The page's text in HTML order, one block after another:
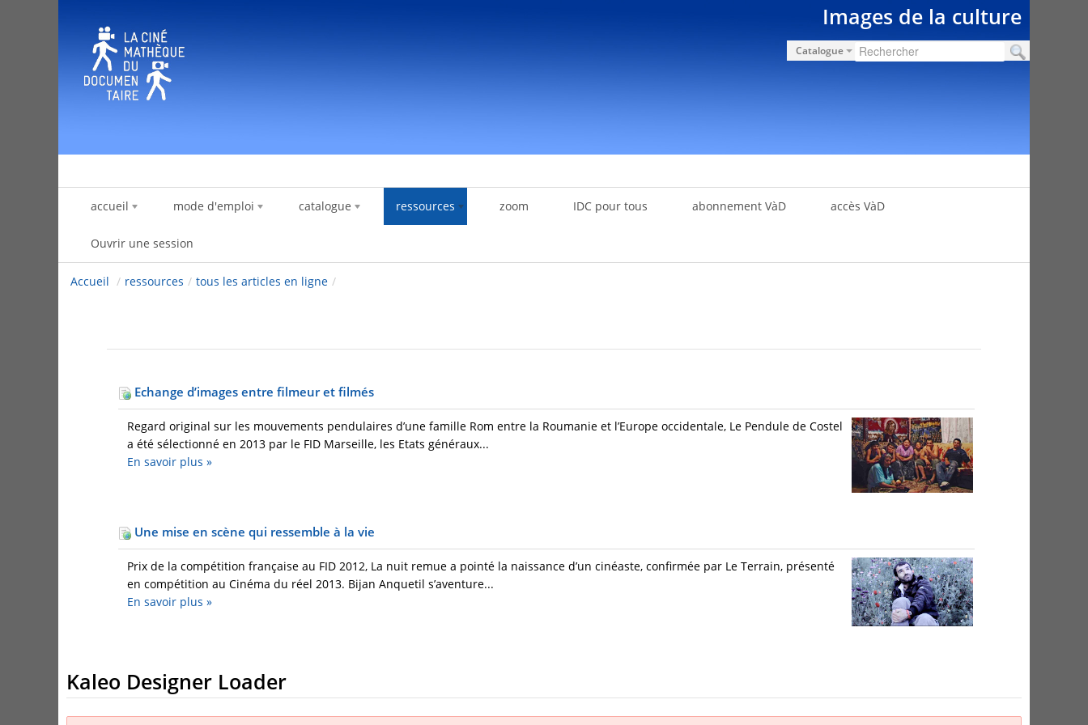
Images de la culture
Catalogue
accueil mode d'emploi catalogue ressources zoom IDC pour tous abonnement VàD accès VàD
Ouvrir une session
Accueil / ressources / tous les articles en ligne /
Echange d’images entre filmeur et filmés
Regard original sur les mouvements pendulaires d’une famille Rom entre la Roumanie et l’Europe occidentale, Le Pendule de Costel
a été sélectionné en 2013 par le FID Marseille, les Etats généraux...
En savoir plus »
Une mise en scène qui ressemble à la vie
Prix de la compétition française au FID 2012, La nuit remue a pointé la naissance d’un cinéaste, confirmée par Le Terrain, présenté
en compétition au Cinéma du réel 2013. Bijan Anquetil s’aventure...
En savoir plus »
Kaleo Designer Loader